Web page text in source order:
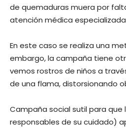
de quemaduras muera por
atención médica
En este caso se realiza una
embargo, la campaña tiene
vemos rostros de niños a
de una flama, distorsionando
Campaña social sutil para que
responsables de su cuidado)